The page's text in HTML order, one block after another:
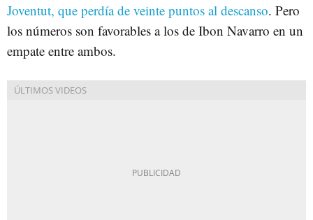
Joventut, que perdía de veinte puntos al descanso. Pero
los números son favorables a los de Ibon Navarro en un
empate entre ambos.